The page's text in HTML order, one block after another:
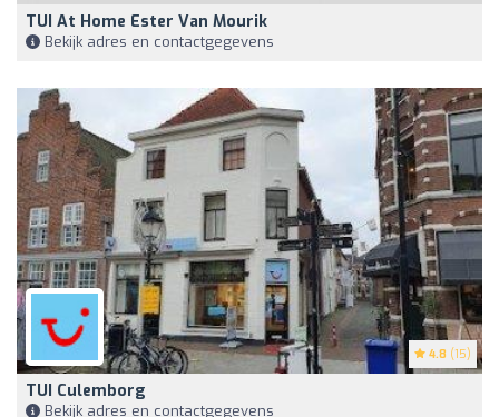
TUI At Home Ester Van Mourik
Bekijk adres en contactgegevens
4.8 (15)
TUI Culemborg
Bekijk adres en contactgegevens